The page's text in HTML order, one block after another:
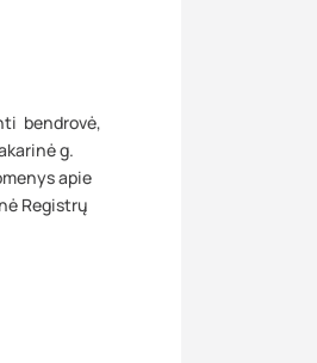
bendrovė,
g.
apie
Registrų